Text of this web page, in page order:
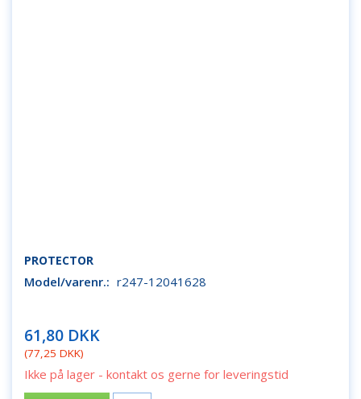
PROTECTOR
Model/varenr.: r247-12041628
61,80 DKK
(77,25 DKK)
Ikke på lager - kontakt os gerne for leveringstid